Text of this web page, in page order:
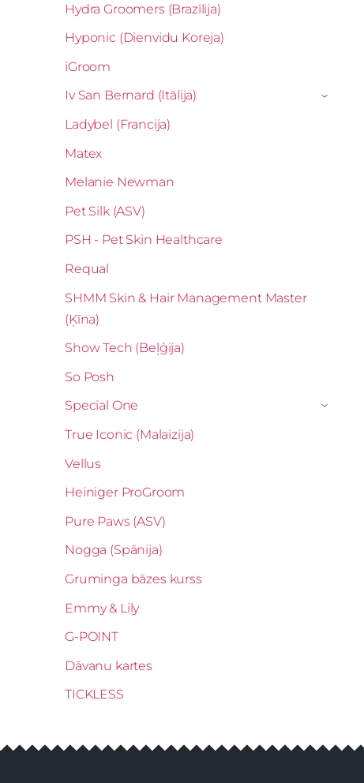
Hydra Groomers (Brazīlija)
Hyponic (Dienvidu Koreja)
iGroom
Iv San Bernard (Itālija)
›
Ladybel (Francija)
Matex
Melanie Newman
Pet Silk (ASV)
PSH - Pet Skin Healthcare
Requal
SHMM Skin & Hair Management Master
(Ķīna)
Show Tech (Beļģija)
So Posh
Special One
›
True Iconic (Malaizija)
Vellus
Heiniger ProGroom
Pure Paws (ASV)
Nogga (Spānija)
Gruminga bāzes kurss
Emmy & Lily
G-POINT
Dāvanu kartes
TICKLESS